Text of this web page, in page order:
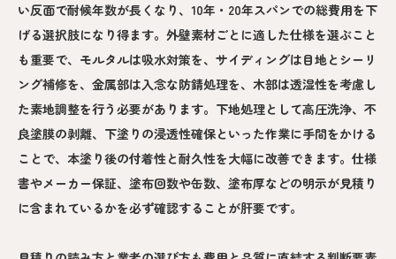
い反面で耐候年数が長くなり、10年・20年スパンでの総費用を下
げる選択肢になり得ます。外壁素材ごとに適した仕様を選ぶこと
も重要で、モルタルは吸水対策を、サイディングは目地とシーリ
ング補修を、金属部は入念な防錆処理を、木部は透湿性を考慮し
た素地調整を行う必要があります。下地処理として高圧洗浄、不
良塗膜の剥離、下塗りの浸透性確保といった作業に手間をかける
ことで、本塗り後の付着性と耐久性を大幅に改善できます。仕様
書やメーカー保証、塗布回数や缶数、塗布厚などの明示が見積り
に含まれているかを必ず確認することが肝要です。